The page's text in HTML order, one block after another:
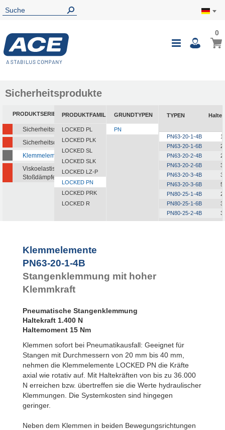
00
Sicherheitsprodukte
PRODUKTSERIEN
Sicherheitsstoßdämpfer
Sicherheitsdämpfer
Klemmelemente
Viskoelastische
Stoßdämpfer
PRODUKTFAMILIEN
LOCKED PL
LOCKED PLK
LOCKED SL
LOCKED SLK
LOCKED LZ-P
LOCKED PN
LOCKED PRK
LOCKED R
GRUNDTYPEN
PN
TYPEN
PN63-20-1-4B
PN63-20-1-6B
PN63-20-2-4B
PN63-20-2-6B
PN63-20-3-4B
PN63-20-3-6B
PN80-25-1-4B
PN80-25-1-6B
PN80-25-2-4B
PN80-25-2-6B
Klemmelemente
PN63-20-1-4B
Stangenklemmung mit hoher
Klemmkraft
Pneumatische Stangenklemmung
Haltekraft 1.400 N
Haltemoment 15 Nm
Klemmen sofort bei Pneumatikausfall: Geeignet für
Stangen mit Durchmessern von 20 mm bis 40 mm,
nehmen die Klemmelemente LOCKED PN die Kräfte
axial wie rotativ auf. Mit Haltekräften von bis zu 36.000
N erreichen bzw. übertreffen sie die Werte hydraulischer
Klemmungen. Die Systemkosten sind hingegen
geringer.
Neben dem Klemmen in beiden Bewegungsrichtungen